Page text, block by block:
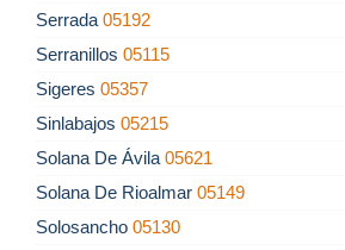
Serrada 05192
Serranillos 05115
Sigeres 05357
Sinlabajos 05215
Solana De Ávila 05621
Solana De Rioalmar 05149
Solosancho 05130